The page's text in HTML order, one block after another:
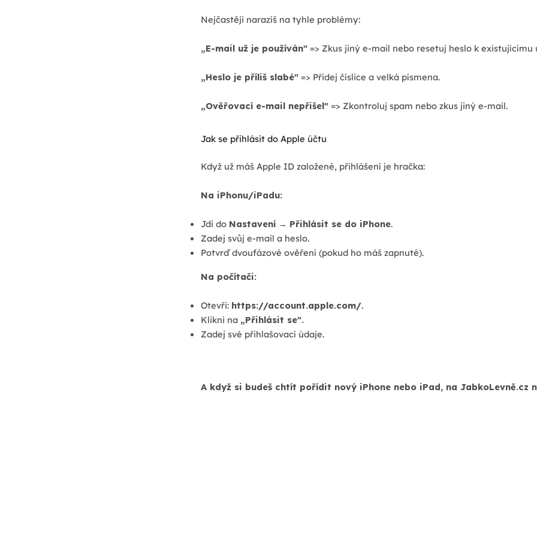
Nejčastěji narazíš na tyhle problémy:
„E-mail už je používán" => Zkus jiný e-mail nebo resetuj heslo k existujícímu
„Heslo je příliš slabé" => Přidej číslice a velká písmena.
„Ověřovací e-mail nepřišel" => Zkontroluj spam nebo zkus jiný e-mail.
Jak se přihlásit do Apple účtu
Když už máš Apple ID založené, přihlášení je hračka:
Na iPhonu/iPadu:
Jdi do Nastavení → Přihlásit se do iPhone.
Zadej svůj e-mail a heslo.
Potvrď dvoufázové ověření (pokud ho máš zapnuté).
Na počítači:
Otevři: https://account.apple.com/.
Klikni na „Přihlásit se".
Zadej své přihlašovací údaje.
A když si budeš chtít pořídit nový iPhone nebo iPad, na JabkoLevně.cz